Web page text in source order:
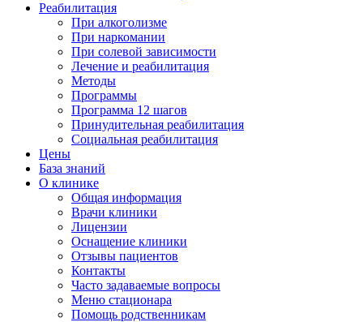
Реабилитация
При алкоголизме
При наркомании
При солевой зависимости
Лечение и реабилитация
Методы
Программы
Программа 12 шагов
Принудительная реабилитация
Социальная реабилитация
Цены
База знаний
О клинике
Общая информация
Врачи клиники
Лицензии
Оснащение клиники
Отзывы пациентов
Контакты
Часто задаваемые вопросы
Меню стационара
Помощь родственникам